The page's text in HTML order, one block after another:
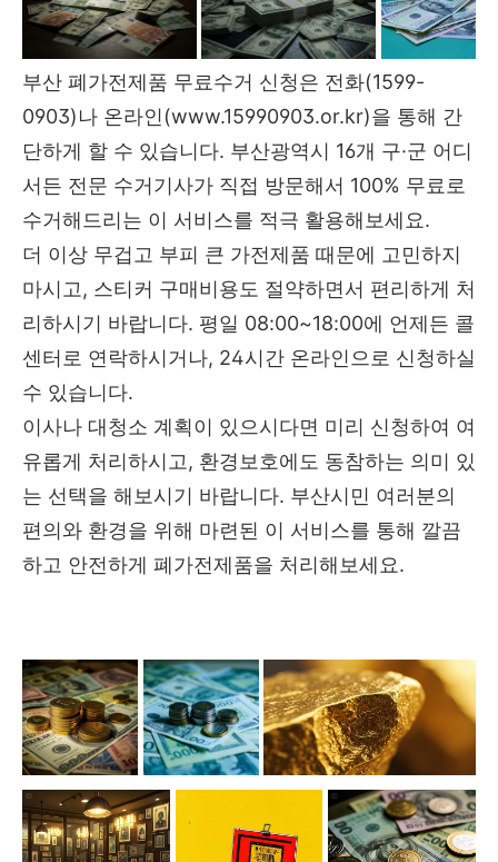
부산 폐가전제품 무료수거 신청은 전화(1599-
0903)나 온라인(www.15990903.or.kr)을 통해 간
단하게 할 수 있습니다. 부산광역시 16개 구·군 어디
서든 전문 수거기사가 직접 방문해서 100% 무료로
수거해드리는 이 서비스를 적극 활용해보세요.
더 이상 무겁고 부피 큰 가전제품 때문에 고민하지
마시고, 스티커 구매비용도 절약하면서 편리하게 처
리하시기 바랍니다. 평일 08:00~18:00에 언제든 콜
센터로 연락하시거나, 24시간 온라인으로 신청하실
수 있습니다.
이사나 대청소 계획이 있으시다면 미리 신청하여 여
유롭게 처리하시고, 환경보호에도 동참하는 의미 있
는 선택을 해보시기 바랍니다. 부산시민 여러분의
편의와 환경을 위해 마련된 이 서비스를 통해 깔끔
하고 안전하게 폐가전제품을 처리해보세요.